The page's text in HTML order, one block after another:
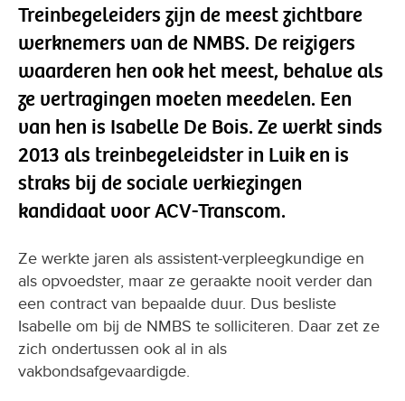
Treinbegeleiders zijn de meest zichtbare
werknemers van de NMBS. De reizigers
waarderen hen ook het meest, behalve als
ze vertragingen moeten meedelen. Een
van hen is Isabelle De Bois. Ze werkt sinds
2013 als treinbegeleidster in Luik en is
straks bij de sociale verkiezingen
kandidaat voor ACV-Transcom.
Ze werkte jaren als assistent-verpleegkundige en
als opvoedster, maar ze geraakte nooit verder dan
een contract van bepaalde duur. Dus besliste
Isabelle om bij de NMBS te solliciteren. Daar zet ze
zich ondertussen ook al in als
vakbondsafgevaardigde.